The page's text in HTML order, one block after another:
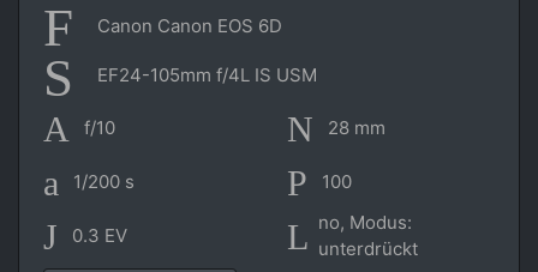
Canon Canon EOS 6D
EF24-105mm f/4L IS USM
f/10 28 mm
1/200 s 100
0.3 EV
no, Modus:
unterdrückt